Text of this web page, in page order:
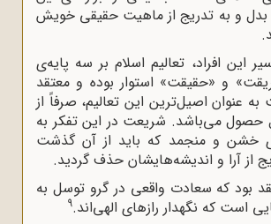
بدل و به تدریج از ماهیت حقیقی خویش
این افراد، تعالیم اسلام بر سه پایه‌ی
و «حقیقت» استوار بوده و معتقد
عنوان اصیل‌ترین این تعالیم، صرفاً از
حصول می‌باشد. شریعت در این تفکر به
خشن و منجمد که باید از آن گذشت
از آرا و اندیشه‌هایشان حذف گردید.
بود که سعادت واقعی در گرو توسل به
است که نگهدار رازهای الهی‌اند.9